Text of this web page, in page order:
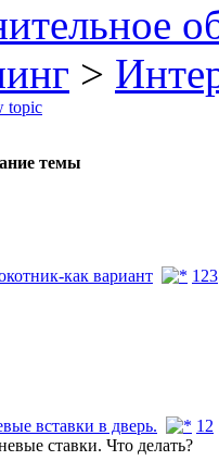
>
темы
как вариант 1 23
вставки в дверь. 1 2
ставки. Что делать?